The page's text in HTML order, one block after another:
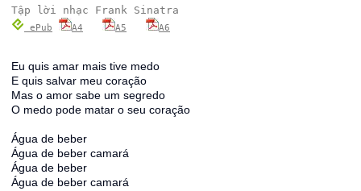
Tập lời nhạc Frank Sinatra
ePub A4 A5 A6
Eu quis amar mais tive medo
E quis salvar meu coração
Mas o amor sabe um segredo
O medo pode matar o seu coração
Água de beber
Água de beber camará
Água de beber
Água de beber camará